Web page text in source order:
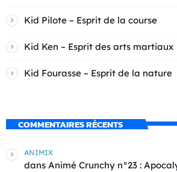
Kid Pilote – Esprit de la course
Kid Ken – Esprit des arts martiaux
Kid Fourasse – Esprit de la nature
COMMENTAIRES RÉCENTS
ANIMIX
dans Animé Crunchy n°23 :